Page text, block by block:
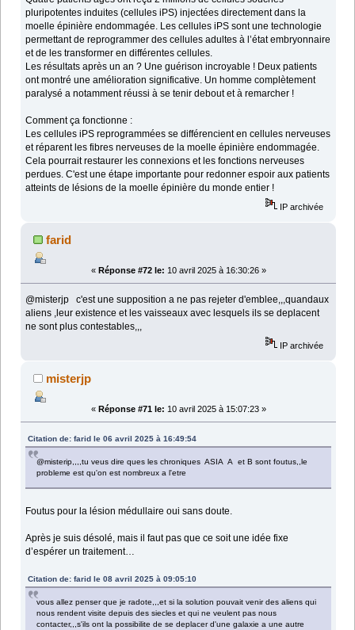
pluripotentes induites (cellules iPS) injectées directement dans la
moelle épinière endommagée. Les cellules iPS sont une technologie
permettant de reprogrammer des cellules adultes à l’état embryonnaire
et de les transformer en différentes cellules.
Les résultats après un an ? Une guérison incroyable ! Deux patients
ont montré une amélioration significative. Un homme complètement
paralysé a notamment réussi à se tenir debout et à remarcher !
Comment ça fonctionne :
Les cellules iPS reprogrammées se différencient en cellules nerveuses
et réparent les fibres nerveuses de la moelle épinière endommagée.
Cela pourrait restaurer les connexions et les fonctions nerveuses
perdues. C'est une étape importante pour redonner espoir aux patients
atteints de lésions de la moelle épinière du monde entier !
IP archivée
farid
« Réponse #72 le: 10 avril 2025 à 16:30:26 »
@misterjp c'est une supposition a ne pas rejeter d'emblee,,,quandaux
aliens ,leur existence et les vaisseaux avec lesquels ils se deplacent
ne sont plus contestables,,,
IP archivée
misterjp
« Réponse #71 le: 10 avril 2025 à 15:07:23 »
Citation de: farid le 06 avril 2025 à 16:49:54
@misterip,,,,tu veus dire ques les chroniques ASIA A et B sont foutus,,le
probleme est qu'on est nombreux a l'etre
Foutus pour la lésion médullaire oui sans doute.
Après je suis désolé, mais il faut pas que ce soit une idée fixe
d’espérer un traitement…
Citation de: farid le 08 avril 2025 à 09:05:10
vous allez penser que je radote,,,et si la solution pouvait venir des aliens qui
nous rendent visite depuis des siecles et qui ne veulent pas nous
contacter,,,s'ils ont la possibilite de se deplacer d'une galaxie a une autre